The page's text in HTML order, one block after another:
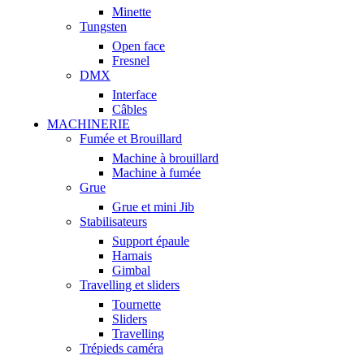
Minette
Tungsten
Open face
Fresnel
DMX
Interface
Câbles
MACHINERIE
Fumée et Brouillard
Machine à brouillard
Machine à fumée
Grue
Grue et mini Jib
Stabilisateurs
Support épaule
Harnais
Gimbal
Travelling et sliders
Tournette
Sliders
Travelling
Trépieds caméra